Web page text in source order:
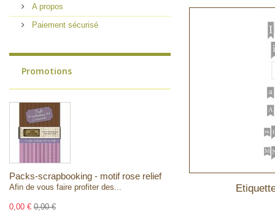
A propos
Paiement sécurisé
Promotions
Packs-scrapbooking - motif rose relief
Afin de vous faire profiter des...
0,00 € 0,00 €